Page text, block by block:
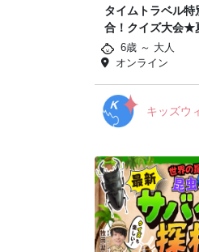
タイムトラベル
合！クイズ大会★
6歳 ～ 大人
オンライン
キッズウ